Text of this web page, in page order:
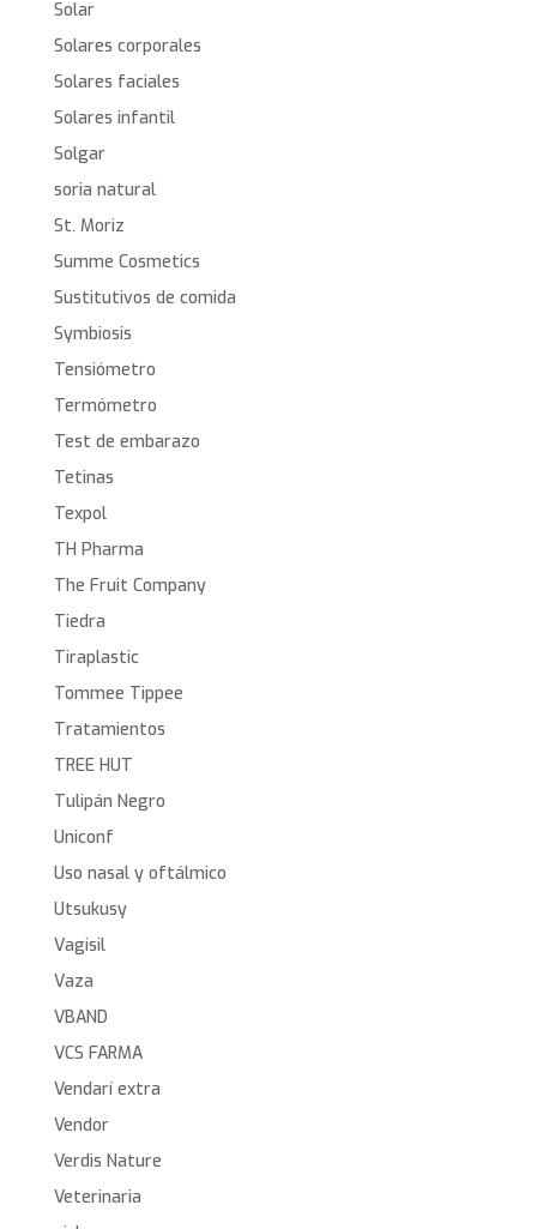
Solar
Solares corporales
Solares faciales
Solares infantil
Solgar
soria natural
St. Moriz
Summe Cosmetics
Sustitutivos de comida
Symbiosis
Tensiómetro
Termómetro
Test de embarazo
Tetinas
Texpol
TH Pharma
The Fruit Company
Tiedra
Tiraplastic
Tommee Tippee
Tratamientos
TREE HUT
Tulipán Negro
Uniconf
Uso nasal y oftálmico
Utsukusy
Vagisil
Vaza
VBAND
VCS FARMA
Vendarí extra
Vendor
Verdis Nature
Veterinaria